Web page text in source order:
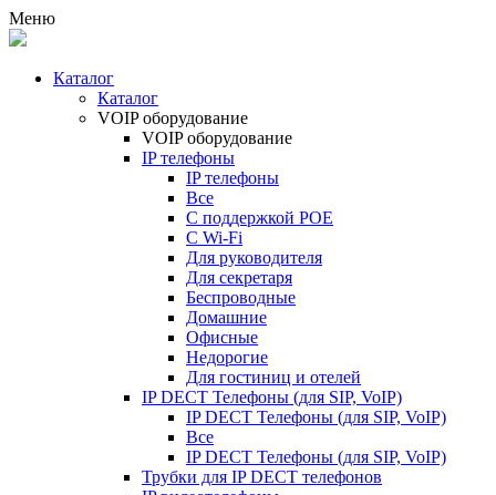
Меню
Каталог
Каталог
VOIP оборудование
VOIP оборудование
IP телефоны
IP телефоны
Все
С поддержкой POE
C Wi-Fi
Для руководителя
Для секретаря
Беспроводные
Домашние
Офисные
Недорогие
Для гостиниц и отелей
IP DECT Телефоны (для SIP, VoIP)
IP DECT Телефоны (для SIP, VoIP)
Все
IP DECT Телефоны (для SIP, VoIP)
Трубки для IP DECT телефонов